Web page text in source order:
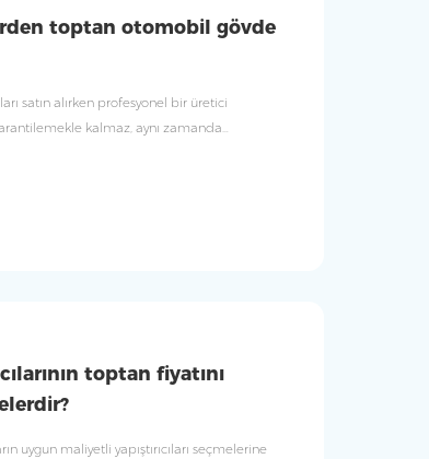
toptan otomobil gövde
satın alırken profesyonel bir üretici
kalmaz, aynı zamanda
toptan fiyatını
uygun maliyetli yapıştırıcıları seçmelerine